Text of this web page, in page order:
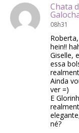
Chata
08h31
hein!!
Giselle,
essa
Ainda
ver =)
E
né?